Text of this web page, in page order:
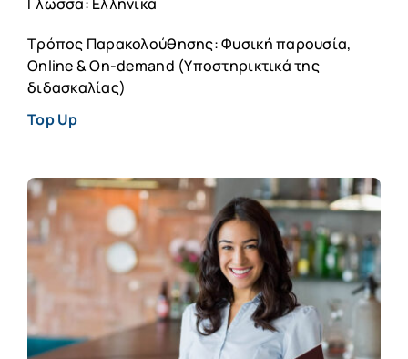
Τρόπος Παρακολούθησης: Φυσική παρουσία,
Online & On-demand (Υποστηρικτικά της
διδασκαλίας)
Top Up